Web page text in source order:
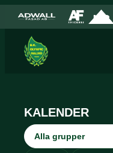
Hoppa till innehåll
innehåll
KALENDER
Grupp
Aktivitetstyp